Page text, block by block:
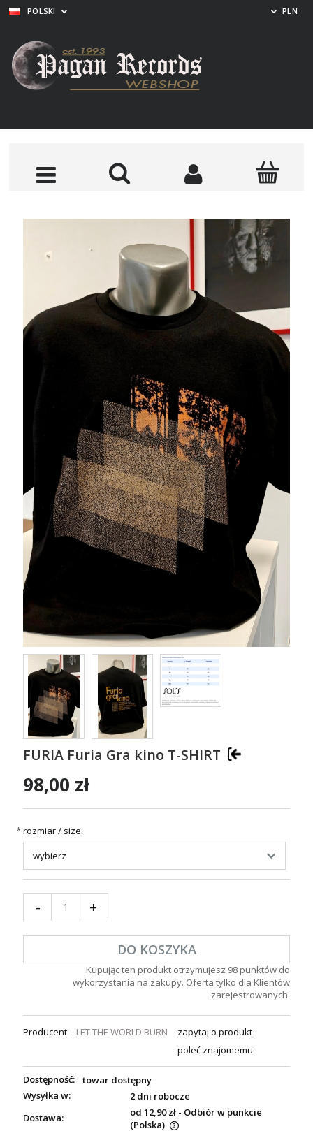
POLSKI PLN
FURIA Furia Gra kino T-SHIRT
98,00 zł
* rozmiar / size:
- +
DO KOSZYKA
Kupując ten produkt otrzymujesz 98 punktów do
wykorzystania na zakupy. Oferta tylko dla Klientów
zarejestrowanych.
Producent: LET THE WORLD BURN
zapytaj o produkt
poleć znajomemu
Dostępność:
towar dostępny
Wysyłka w:
2 dni robocze
Dostawa:
od 12,90 zł - Odbiór w punkcie
(Polska)